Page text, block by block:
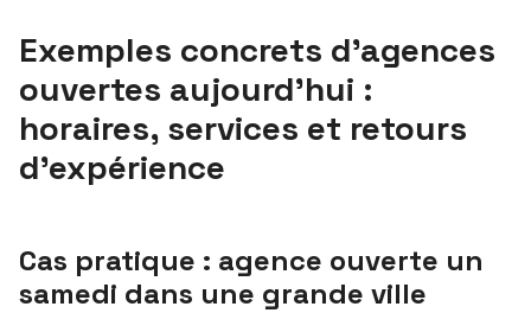
Exemples concrets d’agences
ouvertes aujourd’hui :
horaires, services et retours
d’expérience
Cas pratique : agence ouverte un
samedi dans une grande ville